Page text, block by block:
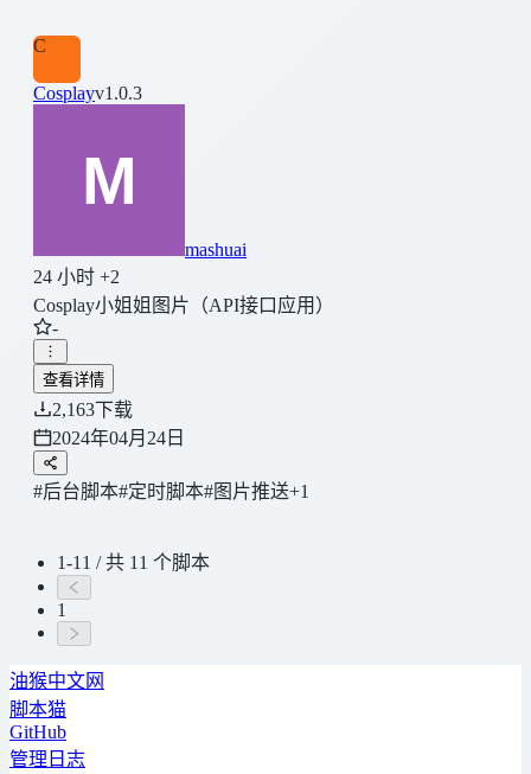
C
Cosplayv1.0.3
mashuai
24 小时 +2
Cosplay小姐姐图片（API接口应用）
-
查看详情
2,163下载
2024年04月24日
#后台脚本#定时脚本#图片推送+1
1-11 / 共 11 个脚本
1
油猴中文网
脚本猫
GitHub
管理日志